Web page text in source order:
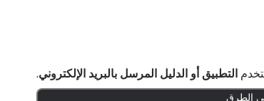
التطبيق أو الدليل المرسل بالبريد الإلكتروني.
الطرق